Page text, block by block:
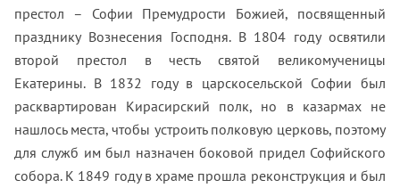
престол – Софии Премудрости Божией, посвященный
празднику Вознесения Господня. В 1804 году освятили
второй престол в честь святой великомученицы
Екатерины. В 1832 году в царскосельской Софии был
расквартирован Кирасирский полк, но в казармах не
нашлось места, чтобы устроить полковую церковь, поэтому
для служб им был назначен боковой придел Софийского
собора. К 1849 году в храме прошла реконструкция и был